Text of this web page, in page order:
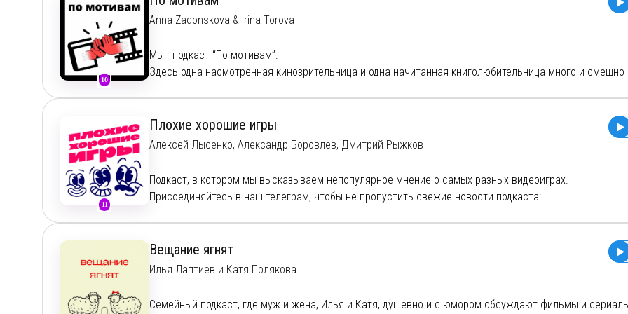
поеданием попкорна (кстати, сладкий или соленый?)
Наши соцсети:
Vk:https://vk.com/club229701394
Связаться с нами: otzart@yandex.ru
или:https://t.me/trazto
10
Anna Zadonskova & Irina Torova
Мы - подкаст “По мотивам”.
Здесь одна насмотренная кинозрительница и одна начитанная книголюбительница много и смешно
Телеграм -http://t.me/po_motivam
Boosty - https://boosty.to/pomotivam
Твиттер -
11
Плохие хорошие игры
Алексей Лысенко, Александр Боровлев, Дмитрий Рыжков
Подкаст, в котором мы высказываем непопулярное мнение о самых разных видеоиграх.
Присоединяйтесь в наш телеграм, чтобы не пропустить свежие новости подкаста:
любимые шедевры. Вы можете быть с нами радикально несогласны, а возможно мы угадаем ваше
которые вы давно стеснялись высказать, но равнодушными вы точно не уйдете!
обязательно зачитаем каждый донат в следующих выпусках.
Вещание ягнят
Илья Лаптиев и Катя Полякова
Семейный подкаст, где муж и жена, Илья и Катя, душевно и с юмором обсуждают фильмы и